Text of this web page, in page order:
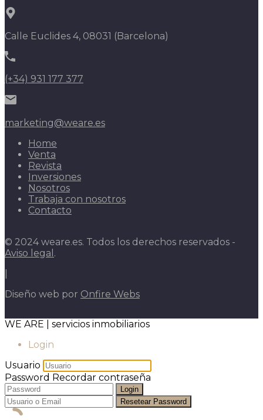
Calle Euclides 4, 08031 (Barcelona)
(+34) 931 177 377
marketing@weare.es
Home
Venta
Revista
Inversiones
Nosotros
Trabaja con nosotros
Contacto
© 2024 weare.es. Todos los derechos reservados -
Aviso legal .
Diseño web por Onfire Webs
WE ARE | servicios inmobiliarios
Login
Usuario
Password Recordar contraseña
Login
Resetear Password